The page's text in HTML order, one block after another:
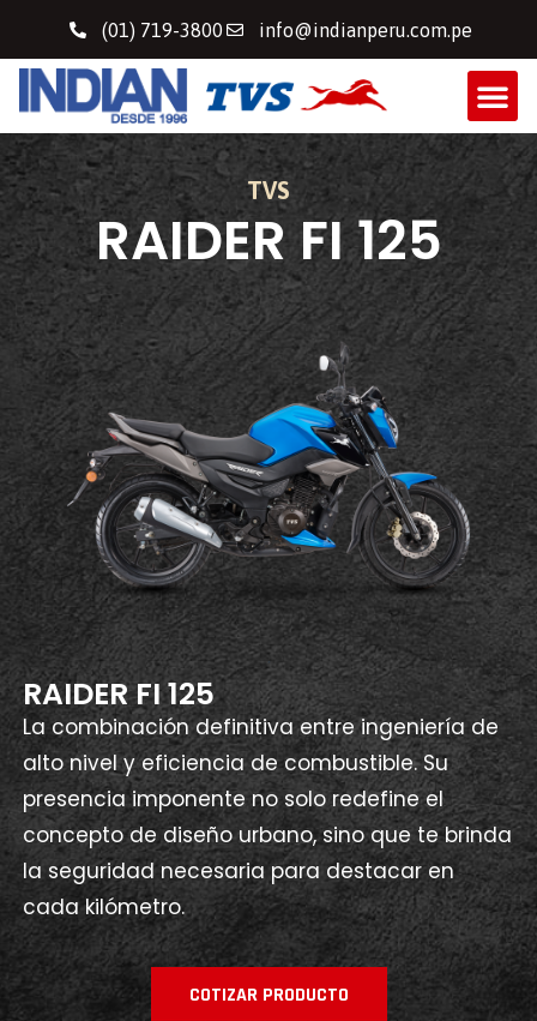
(01) 719-3800 info@indianperu.com.pe
TVS
RAIDER FI 125
RAIDER FI 125
La combinación definitiva entre ingeniería de
alto nivel y eficiencia de combustible. Su
presencia imponente no solo redefine el
concepto de diseño urbano, sino que te brinda
la seguridad necesaria para destacar en
cada kilómetro.
COTIZAR PRODUCTO